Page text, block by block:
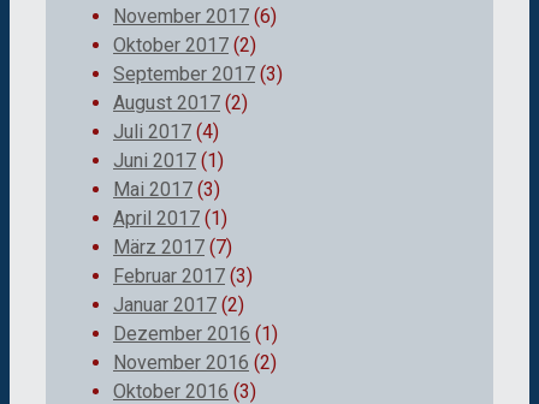
November 2017 (6)
Oktober 2017 (2)
September 2017 (3)
August 2017 (2)
Juli 2017 (4)
Juni 2017 (1)
Mai 2017 (3)
April 2017 (1)
März 2017 (7)
Februar 2017 (3)
Januar 2017 (2)
Dezember 2016 (1)
November 2016 (2)
Oktober 2016 (3)